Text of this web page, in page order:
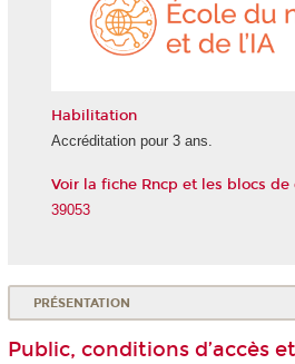
Habilitation
Accréditation pour 3 ans.
Voir la fiche Rncp et les blocs de
39053
PRÉSENTATION
Public, conditions d’accès